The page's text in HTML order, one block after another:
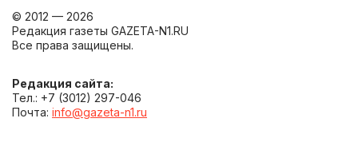
© 2012 — 2026
Редакция газеты GAZETA-N1.RU
Все права защищены.
Редакция сайта:
Тел.: +7 (3012) 297-046
Почта: info@gazeta-n1.ru